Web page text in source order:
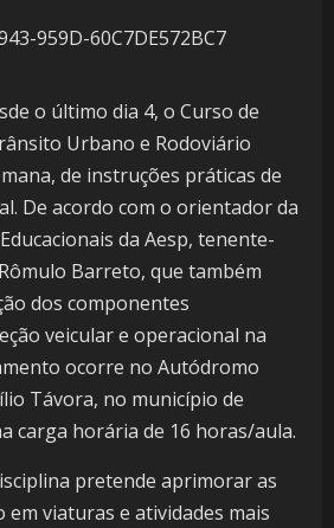
o último dia 4, o Curso de
Urbano e Rodoviário
de instruções práticas de
De acordo com o orientador da
da Aesp, tenente-
Barreto, que também
dos componentes
veicular e operacional na
ocorre no Autódromo
Távora, no município de
carga horária de 16 horas/aula.
pretende aprimorar as
em viaturas e atividades mais